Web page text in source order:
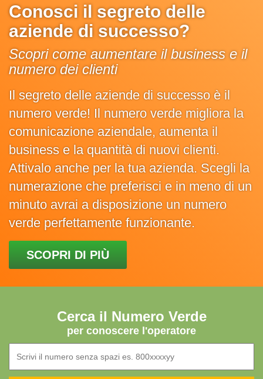
Conosci il segreto delle
aziende di successo?
Scopri come aumentare il business e il
numero dei clienti
Il segreto delle aziende di successo è il
numero verde! Il numero verde migliora la
comunicazione aziendale, aumenta il
business e la quantità di nuovi clienti.
Attivalo anche per la tua azienda. Scegli la
numerazione che preferisci e in meno di un
minuto avrai a disposizione un numero
verde perfettamente funzionante.
SCOPRI DI PIÙ
Cerca il Numero Verde
per conoscere l'operatore